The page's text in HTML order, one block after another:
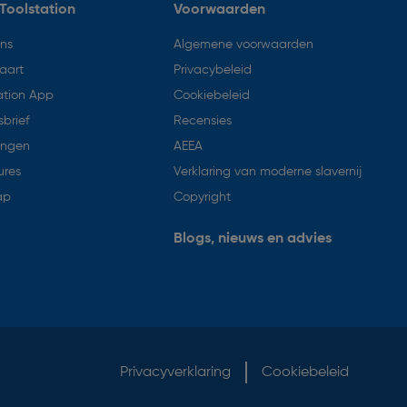
App
Voorwaarden
Algemene voorwaarden
Privacybeleid
Cookiebeleid
Recensies
AEEA
Verklaring van moderne slavernij
Copyright
Blogs, nieuws en advies
Privacyverklaring Cookiebeleid